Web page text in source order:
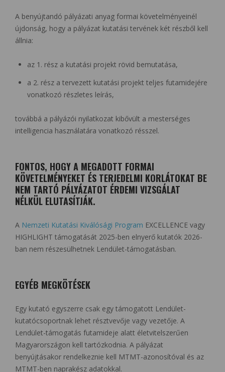
A benyújtandó pályázati anyag formai követelményeinél
újdonság, hogy a pályázat kutatási tervének két részből kell
állnia:
az 1. rész a kutatási projekt rövid bemutatása,
a 2. rész a tervezett kutatási projekt teljes futamidejére
vonatkozó részletes leírás,
továbbá a pályázói nyilatkozat kibővült a mesterséges
intelligencia használatára vonatkozó résszel.
FONTOS, HOGY A MEGADOTT FORMAI
KÖVETELMÉNYEKET ÉS TERJEDELMI KORLÁTOKAT BE
NEM TARTÓ PÁLYÁZATOT ÉRDEMI VIZSGÁLAT
NÉLKÜL ELUTASÍTJÁK.
A Nemzeti Kutatási Kiválósági Program EXCELLENCE vagy
HIGHLIGHT támogatását 2025-ben elnyerő kutatók 2026-
ban nem részesülhetnek Lendület-támogatásban.
EGYÉB MEGKÖTÉSEK
Egy kutató egyszerre csak egy támogatott Lendület-
kutatócsoportnak lehet résztvevője vagy vezetője. A
Lendület-támogatás futamideje alatt életvitelszerűen
Magyarországon kell tartózkodnia. A pályázat
benyújtásakor rendelkeznie kell MTMT-azonosítóval és az
MTMT-ben naprakész adatokkal.